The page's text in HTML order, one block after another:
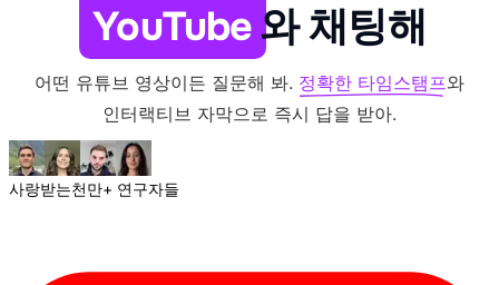
YouTube와 채팅해
어떤 유튜브 영상이든 질문해 봐. 정확한 타임스탬프와
인터랙티브 자막으로 즉시 답을 받아.
사랑받는천만+ 연구자들